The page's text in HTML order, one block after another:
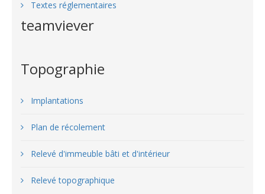
Textes réglementaires
teamviever
Topographie
Implantations
Plan de récolement
Relevé d'immeuble bâti et d'intérieur
Relevé topographique